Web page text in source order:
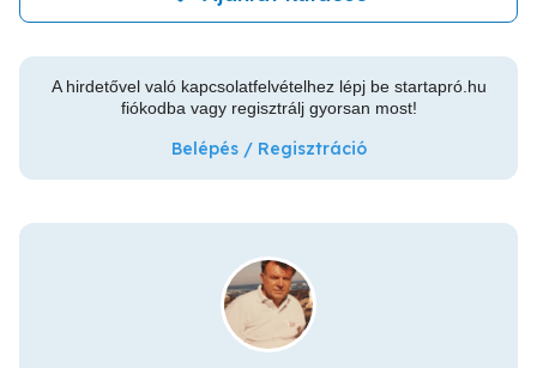
A hirdetővel való kapcsolatfelvételhez lépj be startapró.hu
fiókodba vagy regisztrálj gyorsan most!
Belépés / Regisztráció